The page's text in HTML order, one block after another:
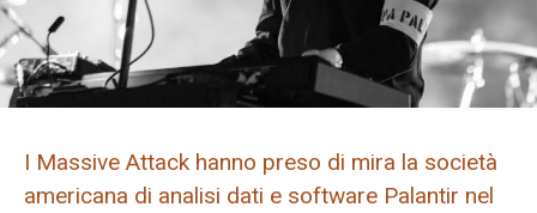
I Massive Attack hanno preso di mira la società
americana di analisi dati e software Palantir nel